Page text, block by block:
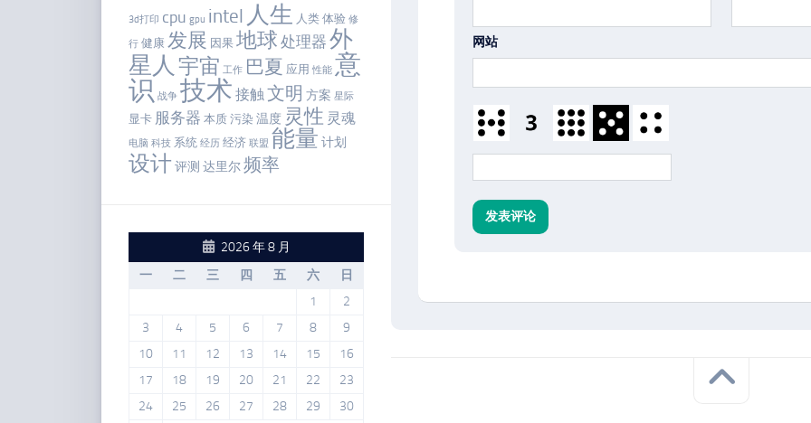
3d打印 cpu gpu intel 人生 人类 体验 修
行 健康 发展 因果 地球 处理器 外
星人 宇宙 工作 巴夏 应用 性能 意
识 战争 技术 接触文明 方案 星际
显卡 服务器 本质 污染 温度 灵性 灵魂
电脑 科技 系统 经历 经济 联盟 能量 计划
设计评测 达里尔频率
2026 年 8 月
一
二 三 四 五 六
日
1
2
3
4 5 6 7 8
9
10
11 12 13 14 15
16
17
18 19 20 21 22
23
24
25 26 27 28 29
30
网站